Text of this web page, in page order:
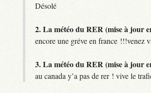
Désolé
2.La météo du RER (mise à jour
encore une gréve en france !!!venez
3.La météo du RER (mise à jour
au canada y’a pas de rer ! vive le